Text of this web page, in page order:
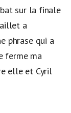
sur la finale
a
phrase qui a
ferme ma
elle et Cyril